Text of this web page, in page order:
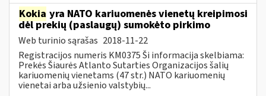
Kokia yra NATO kariuomenės vienetų kreipimosi
dėl prekių (paslaugų) sumokėto pirkimo
Web turinio sąrašas 2018-11-22
Registracijos numeris KM0375 Ši informacija skelbiama:
Prekės Šiaurės Atlanto Sutarties Organizacijos šalių
kariuomenių vienetams (47 str.) NATO kariuomenių
vienetai arba užsienio valstybių...